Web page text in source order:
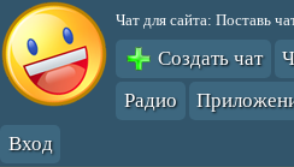
Чат для сайта: Поставь
Создать чат
Радио
Вход